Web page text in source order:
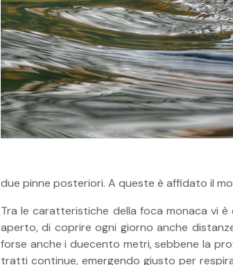
due pinne posteriori. A queste è affidato il
Tra le caratteristiche della foca monaca vi
aperto, di coprire ogni giorno anche
forse anche i duecento metri, sebbene la
tratti continue, emergendo giusto per